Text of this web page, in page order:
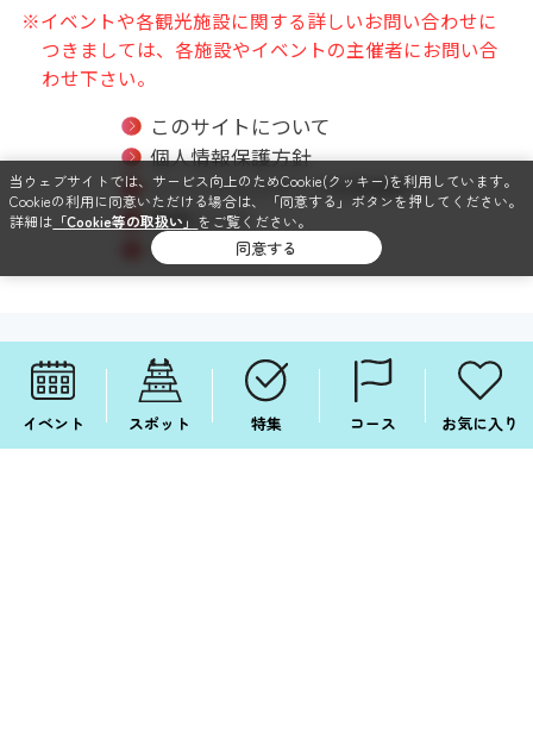
※イベントや各観光施設に関する詳しいお問い合わせに
つきましては、各施設やイベントの主催者にお問い合
わせ下さい。
このサイトについて
個人情報保護方針
ソーシャルメディア利用規約
関連リンク
サイトマップ
SNSでも毎日情報配信中！
FOLLOW ME ON SNS!
イベント スポット 特集 コース お気に入り
当ウェブサイトでは、サービス向上のためCookie(クッキー)を利用しています。
Cookieの利用に同意いただける場合は、「同意する」ボタンを押してください。
詳細は 「Cookie等の取扱い」 をご覧ください。
同意する